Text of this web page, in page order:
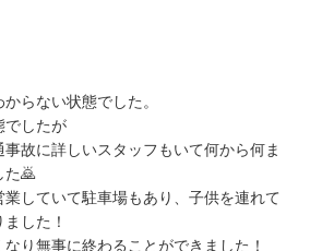
らない状態でした。
でしたが
故に詳しいスタッフもいて何から何ま
た🙇
していて駐車場もあり、子供を連れて
した！
り無事に終わることができました！